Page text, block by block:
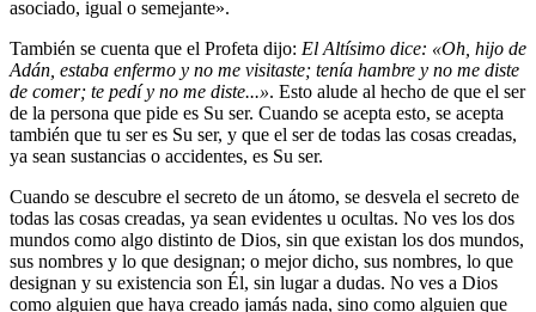
asociado, igual o semejante».
También se cuenta que el Profeta dijo: El Altísimo dice: «Oh, hijo de
Adán, estaba enfermo y no me visitaste; tenía hambre y no me diste
de comer; te pedí y no me diste...». Esto alude al hecho de que el ser
de la persona que pide es Su ser. Cuando se acepta esto, se acepta
también que tu ser es Su ser, y que el ser de todas las cosas creadas,
ya sean sustancias o accidentes, es Su ser.
Cuando se descubre el secreto de un átomo, se desvela el secreto de
todas las cosas creadas, ya sean evidentes u ocultas. No ves los dos
mundos como algo distinto de Dios, sin que existan los dos mundos,
sus nombres y lo que designan; o mejor dicho, sus nombres, lo que
designan y su existencia son Él, sin lugar a dudas. No ves a Dios
como alguien que haya creado jamás nada, sino como alguien que